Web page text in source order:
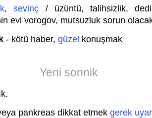
,sevinç / üzüntü, talihsizlik,
evi vorogov, mutsuzluk sorun
- kötü haber, güzel konuşmak
Yeni sonnik
pankreas dikkat etmek gerek